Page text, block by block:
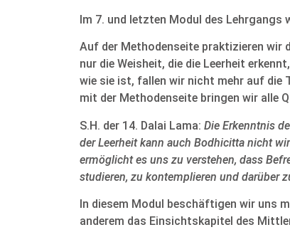
Im 7. und letzten Modul des Lehrgangs
Auf der Methodenseite praktizieren wir
nur die Weisheit, die die Leerheit
wie sie ist, fallen wir nicht mehr auf die
mit der Methodenseite bringen wir alle
S.H. der 14. Dalai Lama: Die Erkenntnis
der Leerheit kann auch Bodhicitta nicht
ermöglicht es uns zu verstehen, dass
studieren, zu kontemplieren und darüber
In diesem Modul beschäftigen wir uns
anderem das Einsichtskapitel des